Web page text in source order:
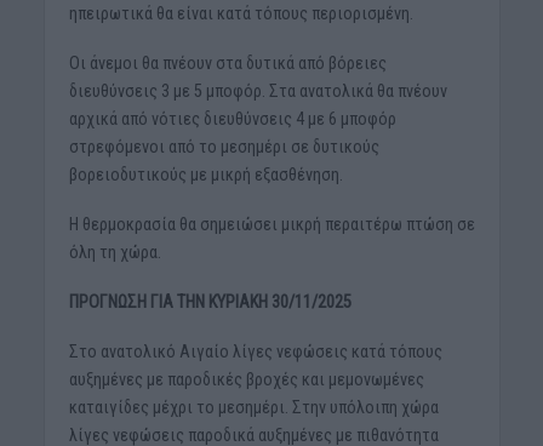
ηπειρωτικά θα είναι κατά τόπους περιορισμένη.
Οι άνεμοι θα πνέουν στα δυτικά από βόρειες
διευθύνσεις 3 με 5 μποφόρ. Στα ανατολικά θα πνέουν
αρχικά από νότιες διευθύνσεις 4 με 6 μποφόρ
στρεφόμενοι από το μεσημέρι σε δυτικούς
βορειοδυτικούς με μικρή εξασθένηση.
Η θερμοκρασία θα σημειώσει μικρή περαιτέρω πτώση σε
όλη τη χώρα.
ΠΡΟΓΝΩΣΗ ΓΙΑ ΤΗΝ ΚΥΡΙΑΚΗ 30/11/2025
Στο ανατολικό Αιγαίο λίγες νεφώσεις κατά τόπους
αυξημένες με παροδικές βροχές και μεμονωμένες
καταιγίδες μέχρι το μεσημέρι. Στην υπόλοιπη χώρα
λίγες νεφώσεις παροδικά αυξημένες με πιθανότητα